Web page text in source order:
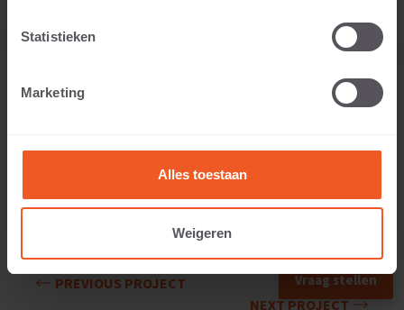
Statistieken
Marketing
Alles toestaan
Weigeren
PREVIOUS PROJECT
NEXT PROJECT
Vraag stellen